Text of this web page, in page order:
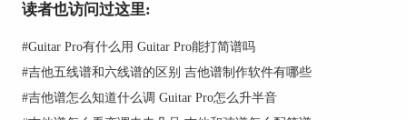
显然，第十五小节（下图）比较符合我们的要求。
这个小节之内只运用了第一、二、三弦去表现旋
律，而且符合笔者在《如何同时训练左手灵活性和
读者也访问过这里:
#Guitar Pro有什么用 Guitar Pro能打简谱吗
#吉他五线谱和六线谱的区别 吉他谱制作软件有哪些
#吉他谱怎么知道什么调 Guitar Pro怎么升半音